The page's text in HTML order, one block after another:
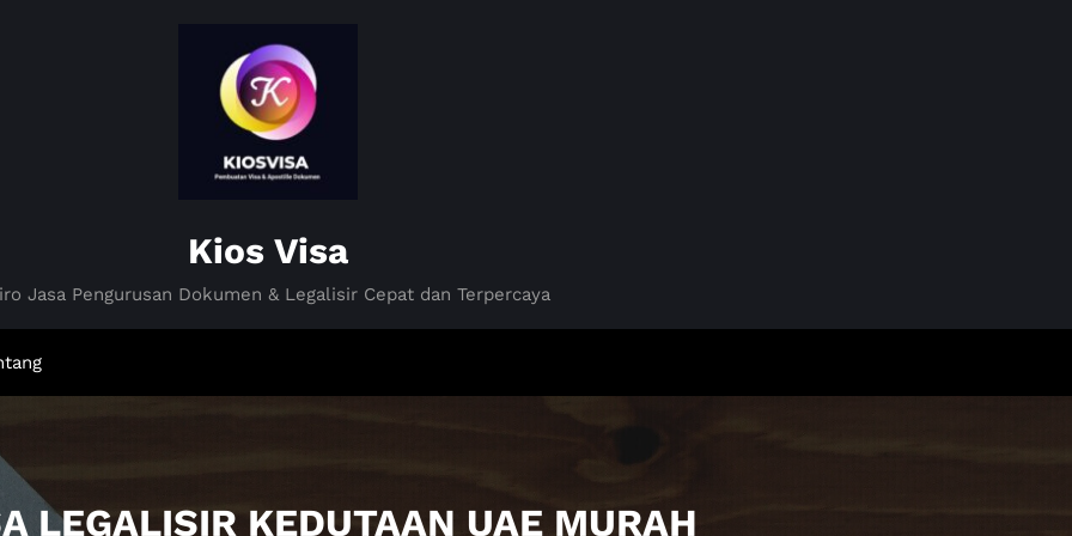
Kios Visa
Jasa Pengurusan Dokumen & Legalisir Cepat dan Terpercaya
LEGALISIR KEDUTAAN UAE MURAH